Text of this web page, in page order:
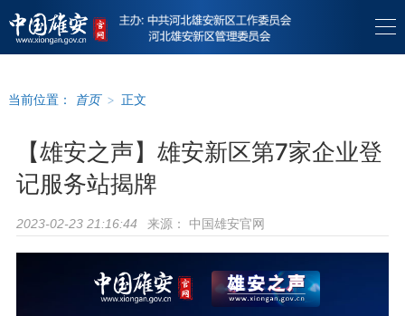
当前位置： 首页 > 正文
【雄安之声】雄安新区第7家企业登
记服务站揭牌
2023-02-23 21:16:44 来源： 中国雄安官网